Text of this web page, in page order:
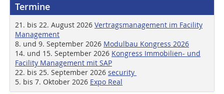
Termine
21. bis 22. August 2026 Vertragsmanagement im Facility
Management
8. und 9. September 2026 Modulbau Kongress 2026
14. und 15. September 2026 Kongress Immobilien- und
Facility Management mit SAP
22. bis 25. September 2026 security
5. bis 7. Oktober 2026 Expo Real